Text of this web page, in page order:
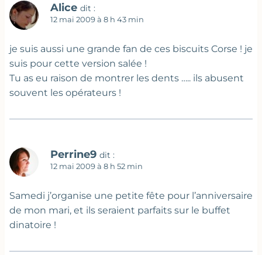
Alice dit :
12 mai 2009 à 8 h 43 min
je suis aussi une grande fan de ces biscuits Corse ! je
suis pour cette version salée !
Tu as eu raison de montrer les dents ….. ils abusent
souvent les opérateurs !
Perrine9 dit :
12 mai 2009 à 8 h 52 min
Samedi j’organise une petite fête pour l’anniversaire
de mon mari, et ils seraient parfaits sur le buffet
dinatoire !